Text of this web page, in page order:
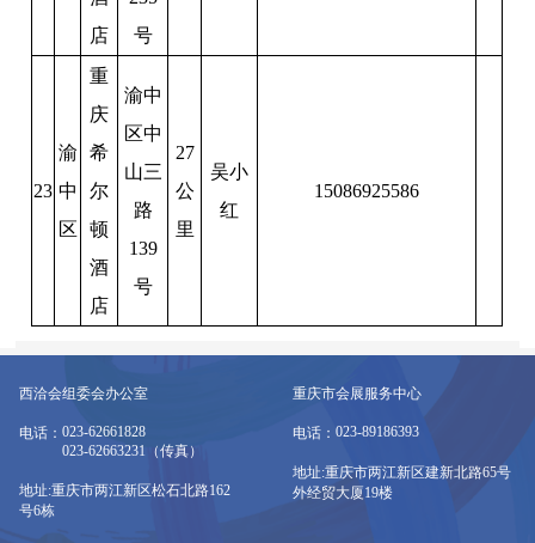
店
号
23
渝
中
区
重
庆
希
尔
顿
酒
店
渝中
区中
山三
路
139
号
27
公
里
吴小
红
15086925586
西洽会组委会办公室
电话： 023-62661828
023-62663231（传真）
地址:重庆市两江新区松石北路162
号6栋
重庆市会展服务中心
电话： 023-89186393
地址:重庆市两江新区建新北路65号
外经贸大厦19楼